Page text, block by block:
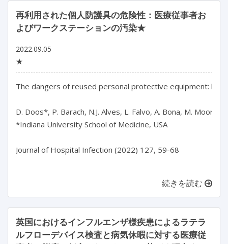
再利用された個人防護具の危険性：医療従事者お
よびワークステーションの汚染★
2022.09.05
★
The dangers of reused personal protective equipment:
D. Doos*, P. Barach, N.J. Alves, L. Falvo, A. Bona, M. Moore,
*Indiana University School of Medicine, USA
Journal of Hospital Infection (2022) 127, 59-68
続きを読む
英国におけるインフルエンザ様疾患によるラテラ
ルフローデバイス検査と病気休暇に対する医療従